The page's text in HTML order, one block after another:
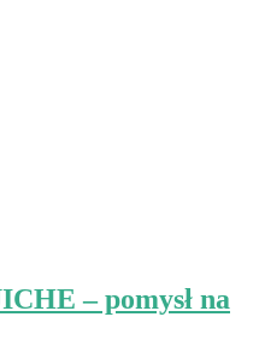
– pomysł na